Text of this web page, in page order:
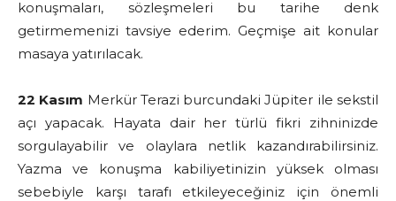
konuşmaları, sözleşmeleri bu tarihe denk
getirmemenizi tavsiye ederim. Geçmişe ait konular
masaya yatırılacak.
22 Kasım Merkür Terazi burcundaki Jüpiter ile sekstil
açı yapacak. Hayata dair her türlü fikri zihninizde
sorgulayabilir ve olaylara netlik kazandırabilirsiniz.
Yazma ve konuşma kabiliyetinizin yüksek olması
sebebiyle karşı tarafı etkileyeceğiniz için önemli